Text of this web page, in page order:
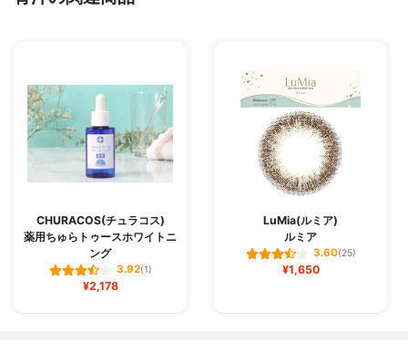
CHURACOS(チュラコス)
薬用ちゅらトゥースホワイトニ
ング
3.92(1)
¥2,178
LuMia(ルミア)
ルミア
3.60(25)
¥1,650